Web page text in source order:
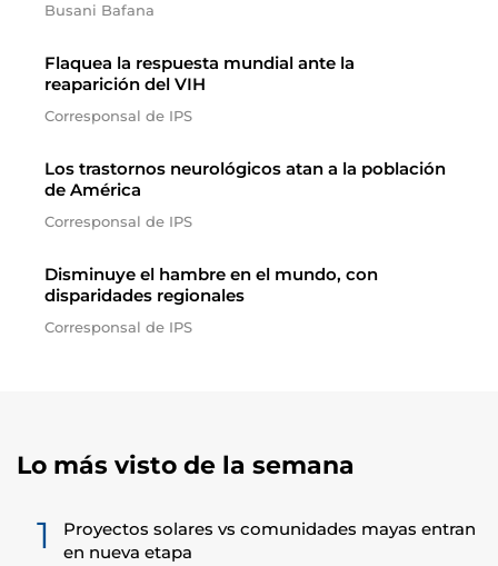
Busani Bafana
Flaquea la respuesta mundial ante la
reaparición del VIH
Corresponsal de IPS
Los trastornos neurológicos atan a la población
de América
Corresponsal de IPS
Disminuye el hambre en el mundo, con
disparidades regionales
Corresponsal de IPS
Lo más visto de la semana
1
Proyectos solares vs comunidades mayas entran
en nueva etapa